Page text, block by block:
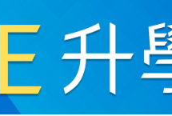
健康